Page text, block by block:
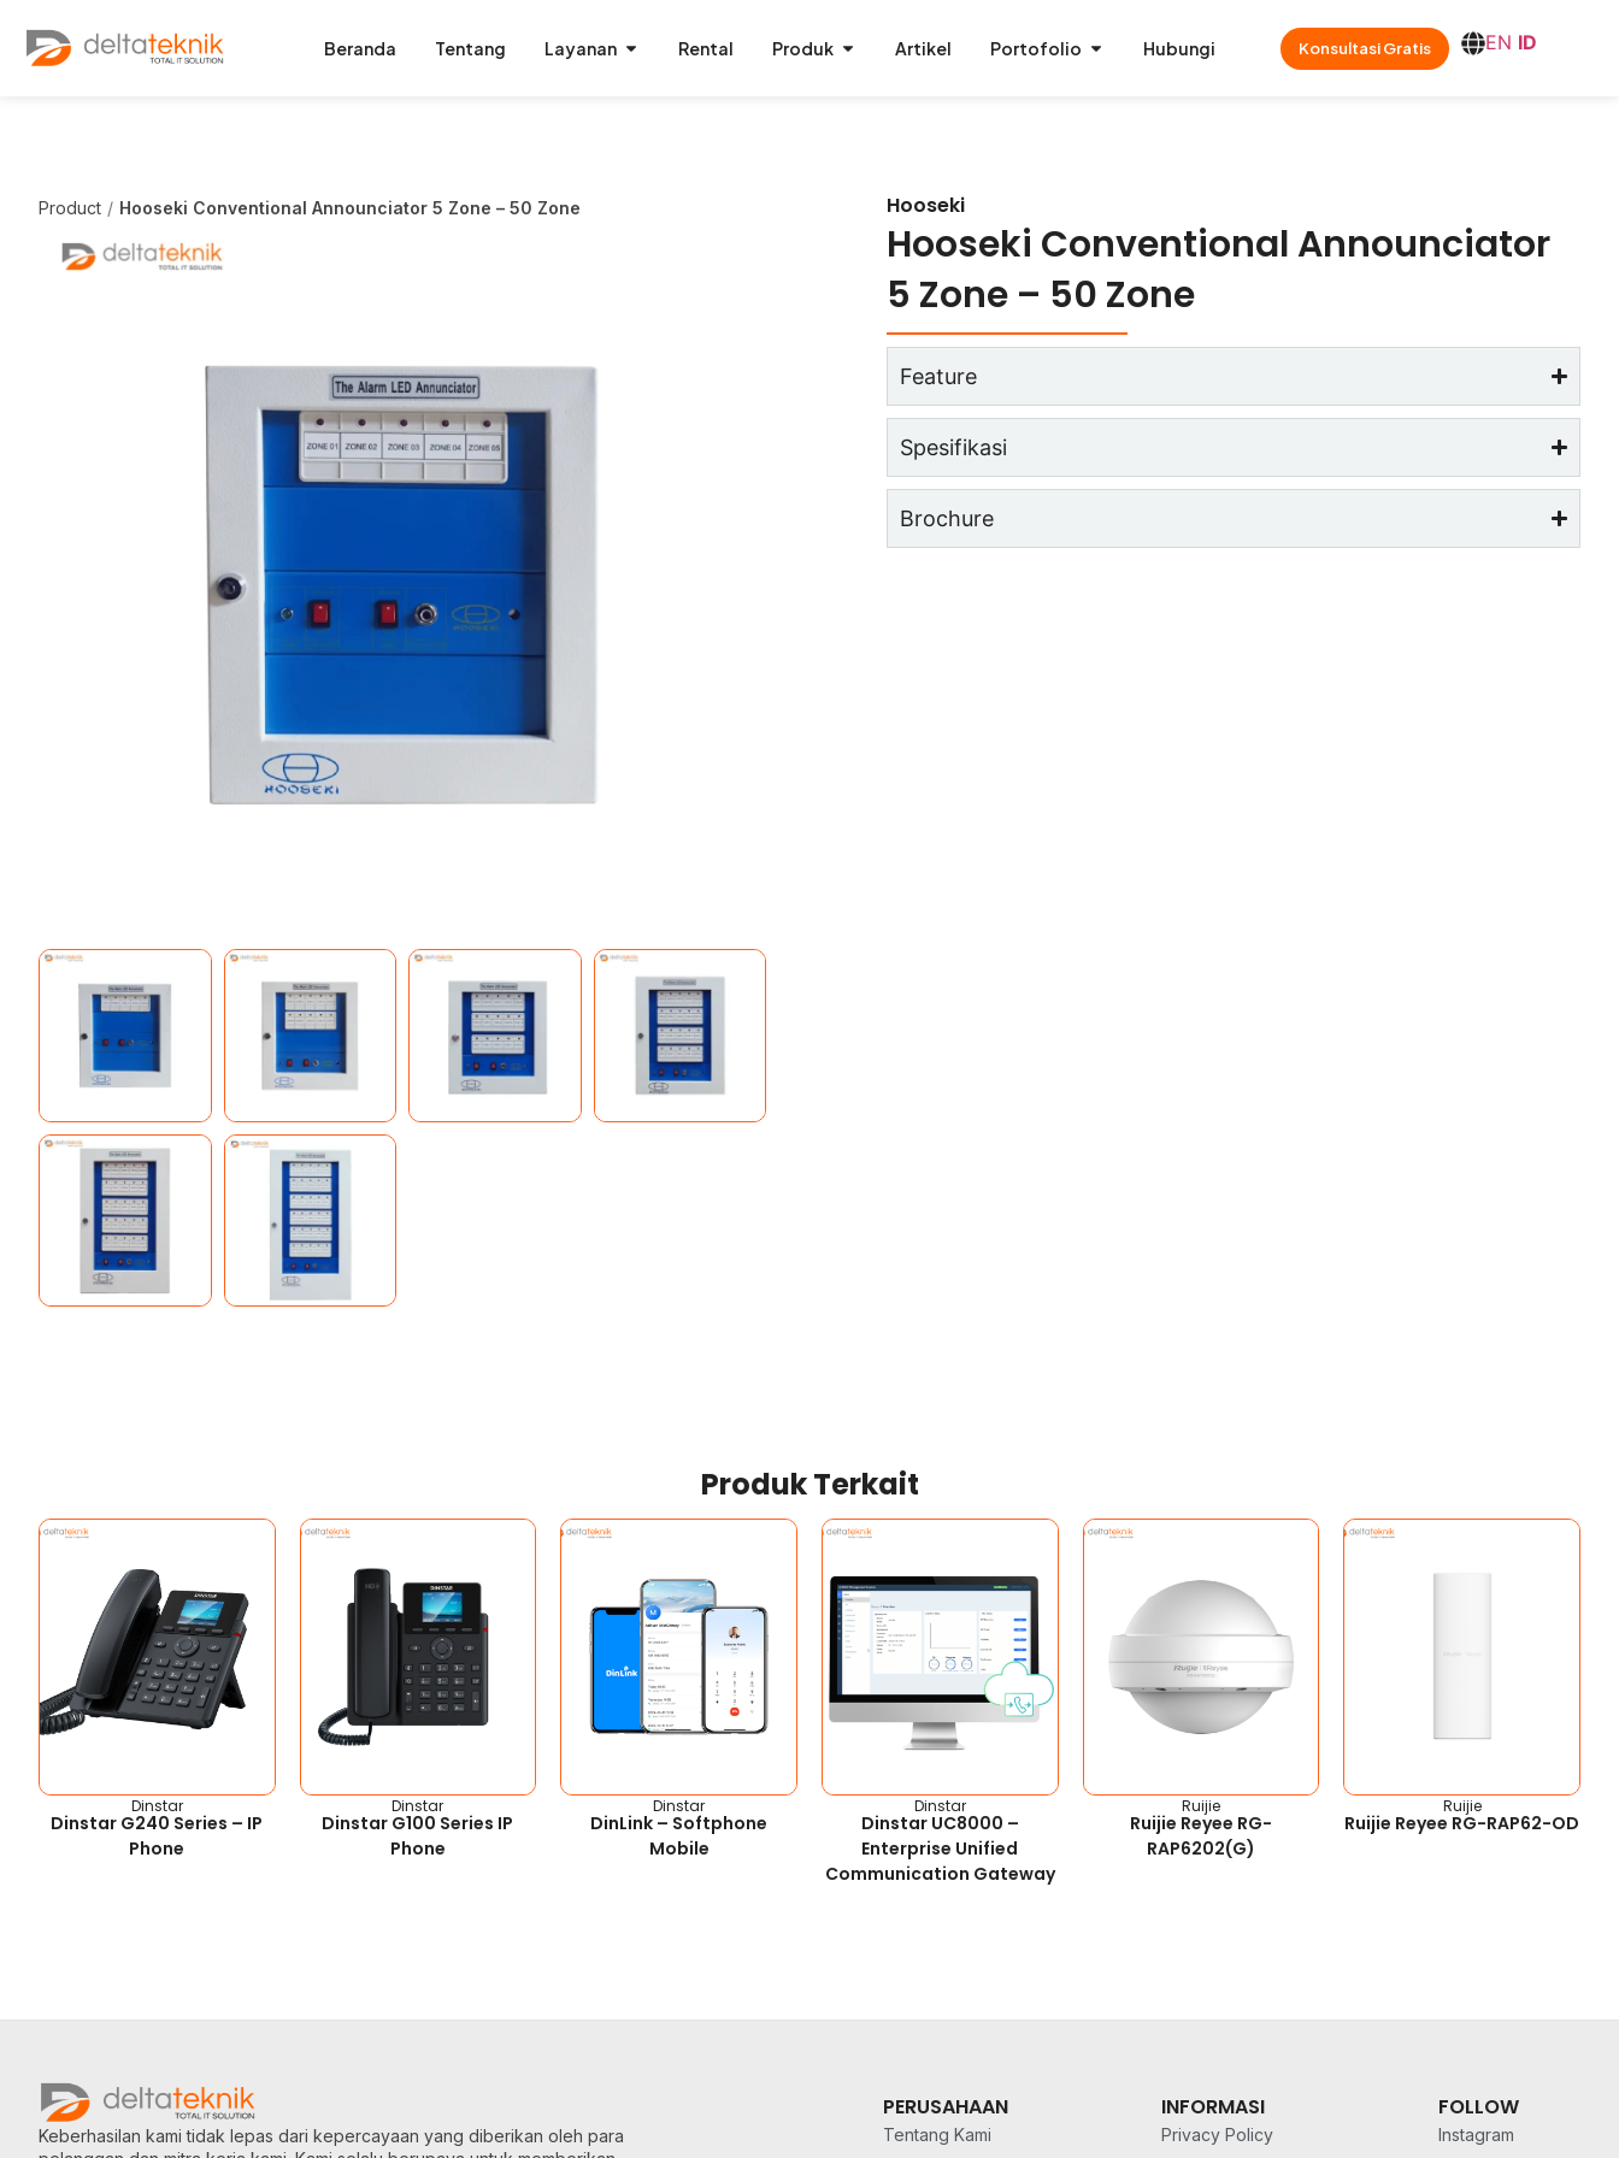
Beranda Tentang Layanan Rental Produk Artikel Portofolio Hubungi Konsultasi Gratis EN ID
Product Hooseki Conventional Announciator 5 Zone – 50 Zone Hooseki
Hooseki Conventional Announciator
5 Zone – 50 Zone
Feature
Spesifikasi
Brochure
Produk Terkait
Dinstar
Dinstar G240 Series – IP
Phone
Dinstar
Dinstar G100 Series IP
Phone
Dinstar
DinLink – Softphone
Mobile
Dinstar
Dinstar UC8000 –
Enterprise Unified
Communication Gateway
Ruijie
Ruijie Reyee RG-
RAP6202(G)
Ruijie
Ruijie Reyee RG-RAP62-OD
Keberhasilan kami tidak lepas dari kepercayaan yang diberikan oleh para
PERUSAHAAN
Tentang Kami
INFORMASI
Privacy Policy
FOLLOW
Instagram